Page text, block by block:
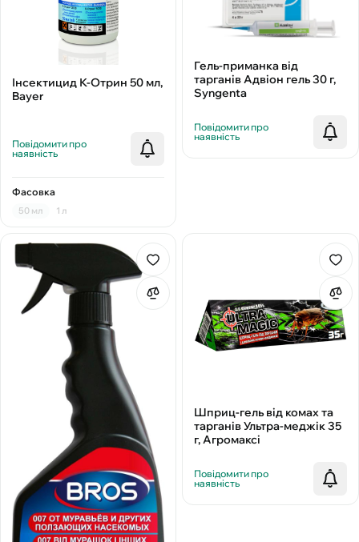
Інсектицид К-Отрин 50 мл,
Bayer
Повідомити про
наявність
Фасовка
50 мл 1 л
Гель-приманка від
тарганів Адвіон гель 30 г,
Syngenta
Повідомити про
наявність
Шприц-гель від комах та
тарганів Ультра-меджік 35
г, Агромаксі
Повідомити про
наявність